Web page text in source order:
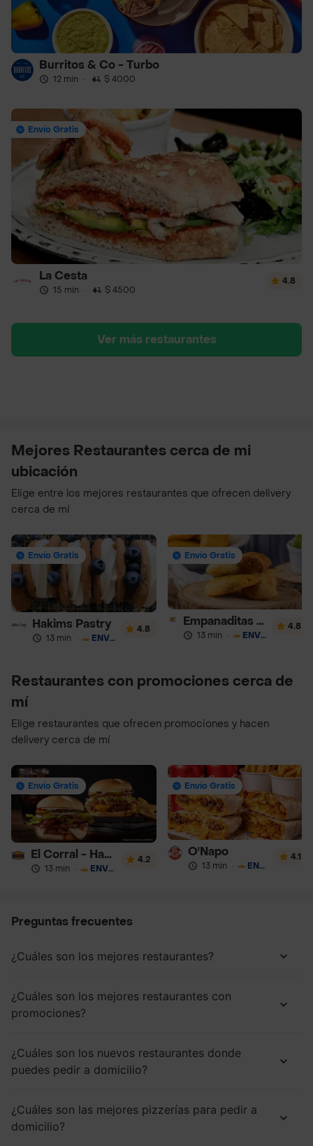
Burritos & Co - Turbo
12 min · $ 4000
Envío Gratis
La Cesta
15 min · $ 4500
4.8
Ver más restaurantes
Mejores Restaurantes cerca de mi
ubicación
Elige entre los mejores restaurantes que ofrecen delivery
cerca de mí
Envío Gratis
Hakims Pastry
13 min · ENVÍO GRATIS
4.8
Envío Gratis
Empanaditas de Pipian - Empanadas
13 min · ENVÍO GRATIS
4.8
Restaurantes con promociones cerca de
mí
Elige restaurantes que ofrecen promociones y hacen
delivery cerca de mí
Envío Gratis
El Corral - Hamburguesa
13 min · ENVÍO GRATIS
4.2
Envío Gratis
O'Napo
13 min · ENVÍO GRATIS
4.1
Preguntas frecuentes
¿Cuáles son los mejores restaurantes?
¿Cuáles son los mejores restaurantes con
promociones?
¿Cuáles son los nuevos restaurantes donde
puedes pedir a domicilio?
¿Cuáles son las mejores pizzerías para pedir a
domicilio?